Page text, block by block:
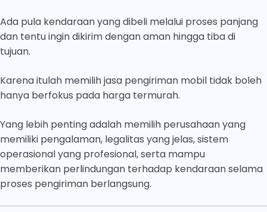
Ada pula kendaraan yang dibeli melalui proses panjang
dan tentu ingin dikirim dengan aman hingga tiba di
tujuan.
Karena itulah memilih jasa pengiriman mobil tidak boleh
hanya berfokus pada harga termurah.
Yang lebih penting adalah memilih perusahaan yang
memiliki pengalaman, legalitas yang jelas, sistem
operasional yang profesional, serta mampu
memberikan perlindungan terhadap kendaraan selama
proses pengiriman berlangsung.